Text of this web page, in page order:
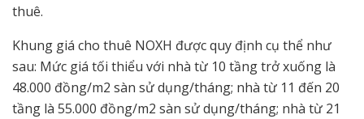
thuê.
Khung giá cho thuê NOXH được quy định cụ thể như
sau: Mức giá tối thiểu với nhà từ 10 tầng trở xuống là
48.000 đồng/m2 sàn sử dụng/tháng; nhà từ 11 đến 20
tầng là 55.000 đồng/m2 sàn sử dụng/tháng; nhà từ 21